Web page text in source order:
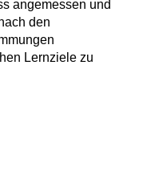
angemessen und
den
Lernziele zu